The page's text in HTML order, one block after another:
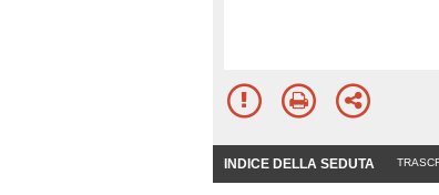
INDICE DELLA SEDUTA